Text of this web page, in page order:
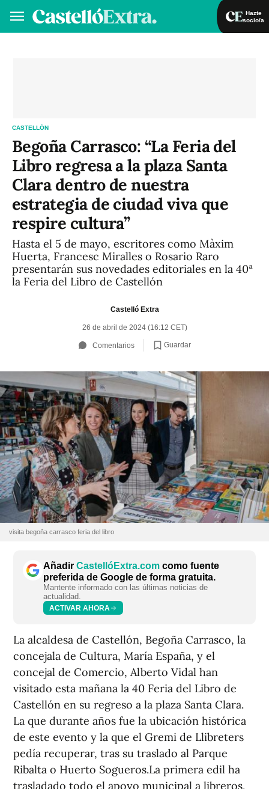
Hazte
socio/a
CASTELLÓN
Begoña Carrasco: “La Feria del
Libro regresa a la plaza Santa
Clara dentro de nuestra
estrategia de ciudad viva que
respire cultura”
Hasta el 5 de mayo, escritores como Màxim
Huerta, Francesc Miralles o Rosario Raro
presentarán sus novedades editoriales en la 40ª
la Feria del Libro de Castellón
Castelló Extra
26 de abril de 2024 (16:12 CET)
Comentarios Guardar
visita begoña carrasco feria del libro
Añadir CastellóExtra.com como fuente
preferida de Google de forma gratuita.
Mantente informado con las últimas noticias de
actualidad.
ACTIVAR AHORA
La alcaldesa de Castellón, Begoña Carrasco, la
concejala de Cultura, María España, y el
concejal de Comercio, Alberto Vidal han
visitado esta mañana la 40 Feria del Libro de
Castellón en su regreso a la plaza Santa Clara.
La que durante años fue la ubicación histórica
de este evento y la que el Gremi de Llibreters
pedía recuperar, tras su traslado al Parque
Ribalta o Huerto Sogueros.La primera edil ha
trasladado todo el apoyo municipal a libreros,